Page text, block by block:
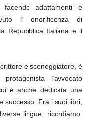
adattamenti e
l’ onorificenza di
Repubblica Italiana e il
e sceneggiatore, è
l’avvocato
è anche dedicata una
successo. Fra i suoi libri,
lingue, ricordiamo: